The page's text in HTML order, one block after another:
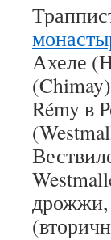
Ахеле
Rémy в
дрожжи,